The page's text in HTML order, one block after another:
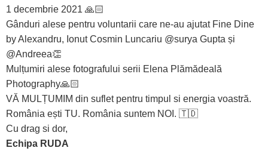
1 decembrie 2021 🙏🏻
Gânduri alese pentru voluntarii care ne-au ajutat Fine Dine
by Alexandru, Ionut Cosmin Luncariu @surya Gupta și
@Andreea👏
Mulțumiri alese fotografului serii Elena Plămădeală
Photography🙏🏻
VĂ MULȚUMIM din suflet pentru timpul si energia voastră.
România ești TU. România suntem NOI. 🇹🇩
Cu drag si dor,
Echipa RUDA